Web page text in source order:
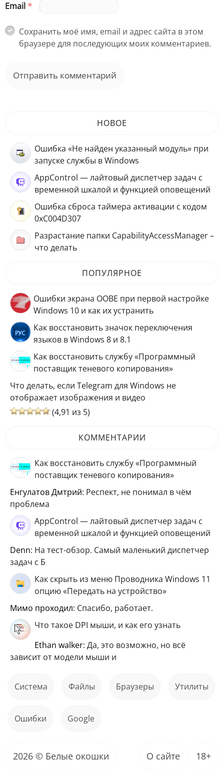
Email*
Сохранить моё имя, email и адрес сайта в этом
браузере для последующих моих комментариев.
НОВОЕ
Ошибка «Не найден указанный модуль» при
запуске службы в Windows
AppControl — лайтовый диспетчер задач с
временной шкалой и функцией оповещений
Ошибка сброса таймера активации с кодом
0xC004D307
Разрастание папки CapabilityAccessManager –
что делать
ПОПУЛЯРНОЕ
Ошибки экрана OOBE при первой настройке
Windows 10 и как их устранить
Как восстановить значок переключения
языков в Windows 8 и 8.1
Как восстановить службу «Программный
поставщик теневого копирования»
Что делать, если Telegram для Windows не
отображает изображения и видео
(4,91 из 5)
КОММЕНТАРИИ
Как восстановить службу «Программный
поставщик теневого копирования»
Енгулатов Дмтрий: Респект, не понимал в чём
проблема
AppControl — лайтовый диспетчер задач с
временной шкалой и функцией оповещений
Denn: На тест-обзор. Самый маленький диспетчер
задач с Б
Как скрыть из меню Проводника Windows 11
опцию «Передать на устройство»
мимо проходил: Спасибо, работает.
Что такое DPI мыши, и как его узнать
ethan walker: Да, это возможно, но всё
зависит от модели мыши и
Система файлы Браузеры Утилиты
ошибки Google
2026 © Белые окошки О сайте 18+